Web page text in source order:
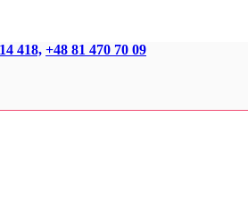
418, +48 81 470 70 09